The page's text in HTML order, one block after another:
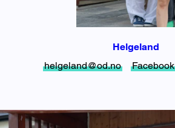
Helgeland
helgeland@od.no
Facebook